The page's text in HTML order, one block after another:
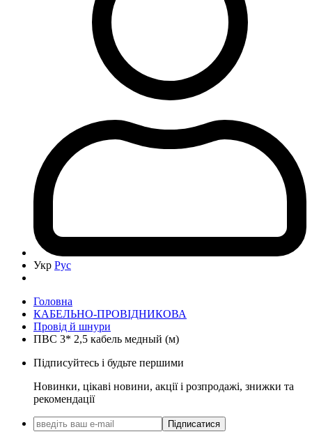
Укр Рус
Головна
КАБЕЛЬНО-ПРОВІДНИКОВА
Провід й шнури
ПВС 3* 2,5 кабель медный (м)
Підписуйтесь і будьте першими
Новинки, цікаві новини, акції і розпродажі, знижки та
рекомендації
Підписатися